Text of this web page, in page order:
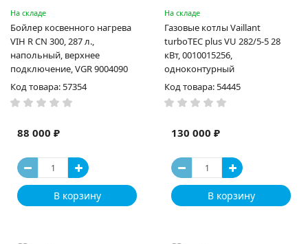
На складе
Бойлер косвенного нагрева
VIH R CN 300, 287 л.,
напольный, верхнее
подключение, VGR 9004090
Код товара: 57354
88 000 ₽
В корзину
На складе
Газовые котлы Vaillant
turboTEC plus VU 282/5-5 28
кВт, 0010015256,
одноконтурный
Код товара: 54445
130 000 ₽
В корзину